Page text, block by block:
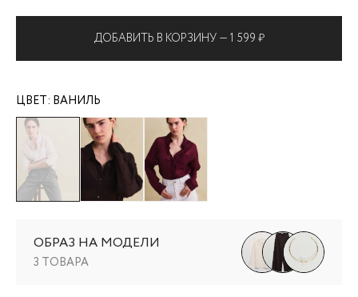
ДОБАВИТЬ В КОРЗИНУ — 1 599 ₽
ЦВЕТ: ВАНИЛЬ
ОБРАЗ НА МОДЕЛИ
3 ТОВАРА